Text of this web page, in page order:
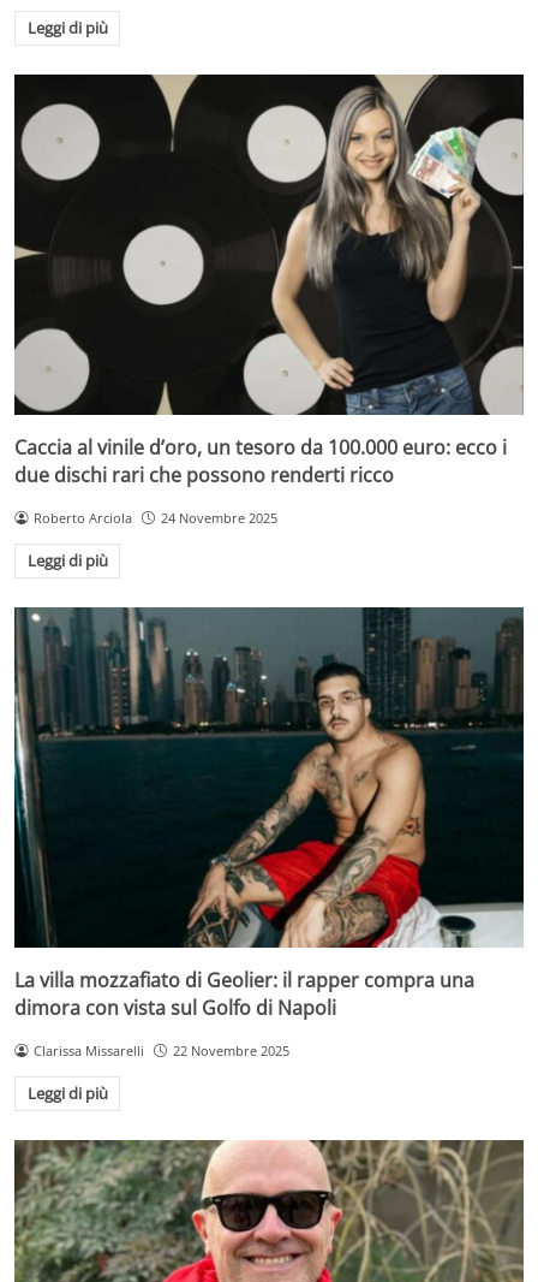
Leggi di più
Caccia al vinile d’oro, un tesoro da 100.000 euro: ecco i
due dischi rari che possono renderti ricco
Roberto Arciola 24 Novembre 2025
Leggi di più
La villa mozzafiato di Geolier: il rapper compra una
dimora con vista sul Golfo di Napoli
Clarissa Missarelli 22 Novembre 2025
Leggi di più